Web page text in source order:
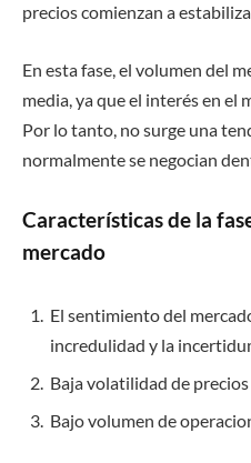
precios comienzan a
En esta fase, el volumen del
media, ya que el interés en el
Por lo tanto, no surge una
normalmente se negocian
Características de la
mercado
El sentimiento del
incredulidad y la
Baja volatilidad de precios
Bajo volumen de